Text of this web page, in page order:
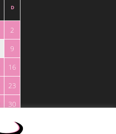
D
2
9
16
23
30